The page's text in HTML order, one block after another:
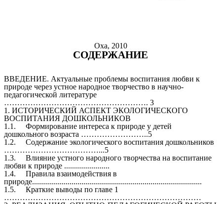
Оха, 2010
СОДЕРЖАНИЕ
ВВЕДЕНИЕ. Актуальные проблемы воспитания любви к
природе через устное народное творчество в научно-
педагогической литературе
………………………………………………. 3
1. ИСТОРИЧЕСКИЙ АСПЕКТ ЭКОЛОГИЧЕСКОГО
ВОСПИТАНИЯ ДОШКОЛЬНИКОВ
1.1. Формирование интереса к природе у детей
дошкольного возраста ……………………..5
1.2. Содержание экологического воспитания дошкольников
………………………………...5
1.3. Влияние устного народного творчества на воспитание
любви к природе .......................
1.4. Правила взаимодействия в
природе......................................................................................
1.5. Краткие выводы по главе 1
…………………………………………………………………